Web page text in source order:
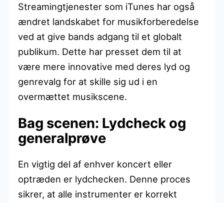
Streamingtjenester som iTunes har også
ændret landskabet for musikforberedelse
ved at give bands adgang til et globalt
publikum. Dette har presset dem til at
være mere innovative med deres lyd og
genrevalg for at skille sig ud i en
overmættet musikscene.
Bag scenen: Lydcheck og
generalprøve
En vigtig del af enhver koncert eller
optræden er lydchecken. Denne proces
sikrer, at alle instrumenter er korrekt